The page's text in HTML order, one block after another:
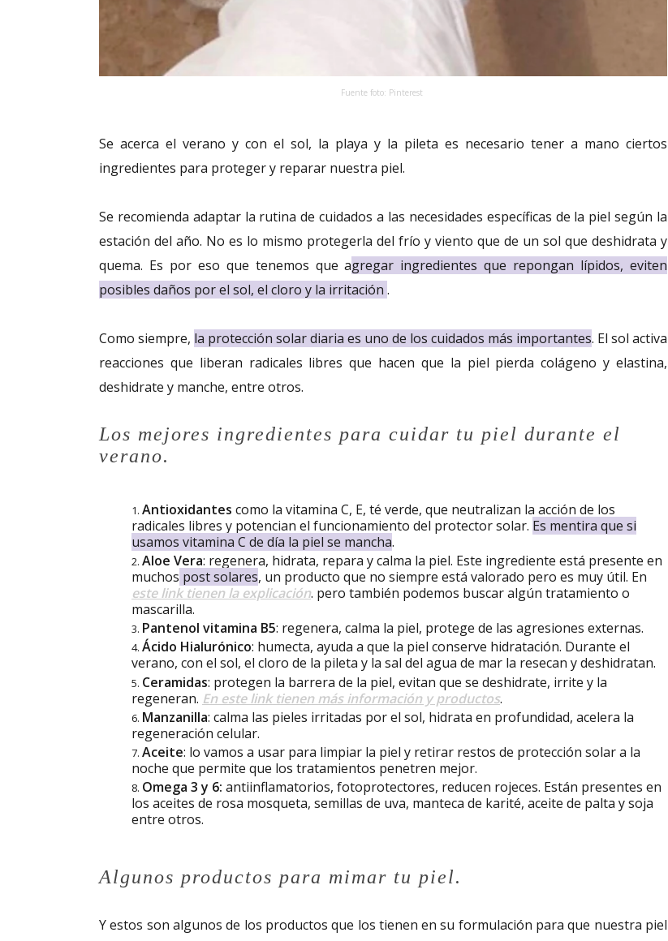
Fuente foto: Pinterest
Se acerca el verano y con el sol, la playa y la pileta es necesario tener a mano ciertos
ingredientes para proteger y reparar nuestra piel.
Se recomienda adaptar la rutina de cuidados a las necesidades específicas de la piel según la
estación del año. No es lo mismo protegerla del frío y viento que de un sol que deshidrata y
quema. Es por eso que tenemos que agregar ingredientes que repongan lípidos, eviten
posibles daños por el sol, el cloro y la irritación .
Como siempre, la protección solar diaria es uno de los cuidados más importantes. El sol activa
reacciones que liberan radicales libres que hacen que la piel pierda colágeno y elastina,
deshidrate y manche, entre otros.
Los mejores ingredientes para cuidar tu piel durante el
verano.
Antioxidantes como la vitamina C, E, té verde, que neutralizan la acción de los
radicales libres y potencian el funcionamiento del protector solar. Es mentira que si
usamos vitamina C de día la piel se mancha.
Aloe Vera: regenera, hidrata, repara y calma la piel. Este ingrediente está presente en
muchos post solares, un producto que no siempre está valorado pero es muy útil. En
este link tienen la explicación. pero también podemos buscar algún tratamiento o
mascarilla.
Pantenol vitamina B5: regenera, calma la piel, protege de las agresiones externas.
Ácido Hialurónico: humecta, ayuda a que la piel conserve hidratación. Durante el
verano, con el sol, el cloro de la pileta y la sal del agua de mar la resecan y deshidratan.
Ceramidas: protegen la barrera de la piel, evitan que se deshidrate, irrite y la
regeneran. En este link tienen más información y productos.
Manzanilla: calma las pieles irritadas por el sol, hidrata en profundidad, acelera la
regeneración celular.
Aceite: lo vamos a usar para limpiar la piel y retirar restos de protección solar a la
noche que permite que los tratamientos penetren mejor.
Omega 3 y 6: antiinflamatorios, fotoprotectores, reducen rojeces. Están presentes en
los aceites de rosa mosqueta, semillas de uva, manteca de karité, aceite de palta y soja
entre otros.
Algunos productos para mimar tu piel.
Y estos son algunos de los productos que los tienen en su formulación para que nuestra piel